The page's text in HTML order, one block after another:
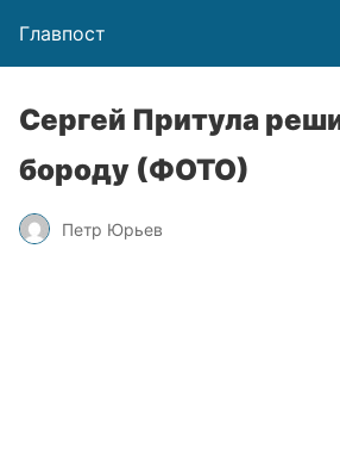
Главпост
Сергей Притула
бороду (ФОТО)
Петр Юрьев